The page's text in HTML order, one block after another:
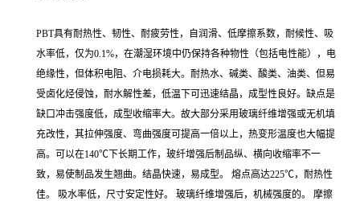
PBT具有耐热性、韧性、耐疲劳性，自润滑、低摩擦系数，耐候性、吸
水率低，仅为0.1%，在潮湿环境中仍保持各种物性（包括电性能），电
绝缘性，但体积电阻、介电损耗大。耐热水、碱类、酸类、油类、但易
受卤化烃侵蚀，耐水解性差，低温下可迅速结晶，成型性良好。缺点是
缺口冲击强度低，成型收缩率大。故大部分采用玻璃纤维增强或无机填
充改性，其拉伸强度、弯曲强度可提高一倍以上，热变形温度也大幅提
高。可以在140℃下长期工作，玻纤增强后制品纵、横向收缩率不一
致，易使制品发生翘曲。结晶快速，易成型。 熔点高达225℃，耐热性
佳。 吸水率低，尺寸安定性好。 玻璃纤维增强后，机械强度的。 摩擦